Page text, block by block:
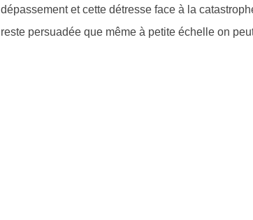
dépassement et cette détresse face à la
reste persuadée que même à petite échelle on